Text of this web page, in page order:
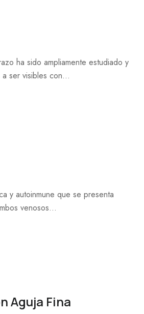
ha sido ampliamente estudiado y
ser visibles con...
y autoinmune que se presenta
venosos...
Aguja Fina